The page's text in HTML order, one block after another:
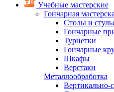
Учебные мастерские
Гончарная
Столы и
Гончарные
Турнетки
Гончарные
Шкафы
Верстаки
Металлообработка
Вертикально-